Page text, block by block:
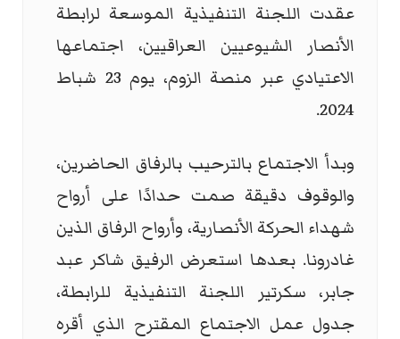
عقدت اللجنة التنفيذية الموسعة لرابطة
الأنصار الشيوعيين العراقيين، اجتماعها
الاعتيادي عبر منصة الزوم، يوم 23 شباط
2024.
وبدأ الاجتماع بالترحيب بالرفاق الحاضرين،
والوقوف دقيقة صمت حدادًا على أرواح
شهداء الحركة الأنصارية، وأرواح الرفاق الذين
غادرونا. بعدها استعرض الرفيق شاكر عبد
جابر، سكرتير اللجنة التنفيذية للرابطة،
جدول عمل الاجتماع المقترح الذي أقره